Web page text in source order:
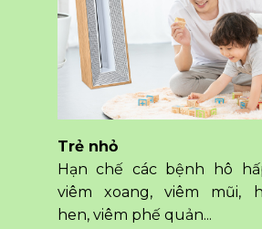
Trẻ nhỏ
Hạn chế các bệnh hô
viêm xoang, viêm mũi,
hen, viêm phế quản...